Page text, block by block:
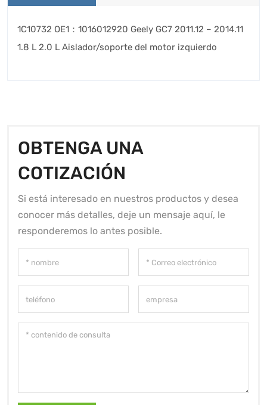
1C10732 OE1：1016012920 Geely GC7 2011.12 – 2014.11
1.8 L 2.0 L Aislador/soporte del motor izquierdo
OBTENGA UNA
COTIZACIÓN
Si está interesado en nuestros productos y desea
conocer más detalles, deje un mensaje aquí, le
responderemos lo antes posible.